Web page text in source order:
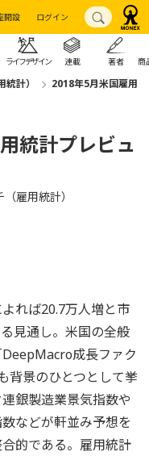
開設 ログイン
ライフデザイン 連載 著者 商
計）
2018年5月米国雇用
統計プレビュ
雇用統計）
れば20.7万人増と市
見通し。米国の全般
成長ファク
背景のひとつとして挙
銀製造業景気指数や
などが軒並み予想を
的である。雇用統計